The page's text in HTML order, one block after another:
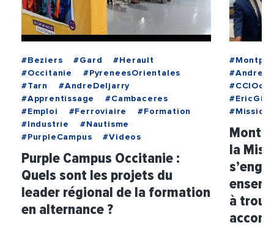
#Beziers #Gard
#Herault
#Occitanie
#PyreneesOrientales
#Tarn
#AndreDeljarry
#Apprentissage
#Cambaceres
#Emploi
#Ferroviaire
#Formation
#Industrie
#Nautisme
#PurpleCampus
#Videos
Purple Campus Occitanie :
Quels sont les projets du
leader régional de la formation
en alternance ?
la
à